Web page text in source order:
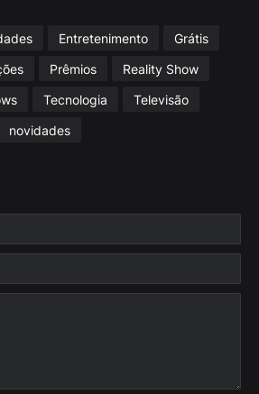
Entretenimento
Grátis
Prêmios
Reality Show
Tecnologia
Televisão
novidades